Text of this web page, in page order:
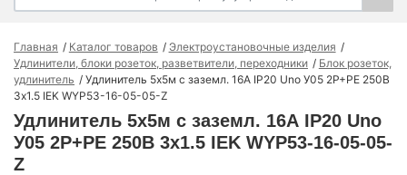
Главная Каталог товаров
Электроустановочные изделия
Удлинители, блоки розеток, разветвители, переходники
Блок розеток,
удлинитель
Удлинитель 5х5м с заземл. 16А IP20 Uno У05 2P+PE 250В
3х1.5 IEK WYP53-16-05-05-Z
Удлинитель 5х5м с заземл. 16А IP20 Uno
У05 2P+PE 250В 3х1.5 IEK WYP53-16-05-05-
Z